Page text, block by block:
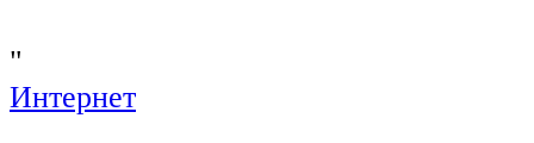
"
Интернет